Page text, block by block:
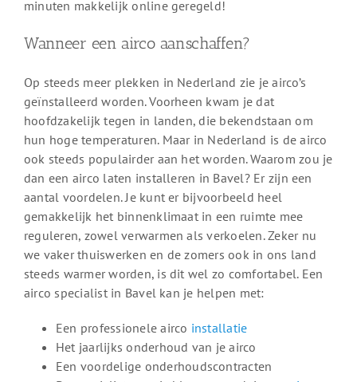
minuten makkelijk online geregeld!
Wanneer een airco aanschaffen?
Op steeds meer plekken in Nederland zie je airco’s
geïnstalleerd worden. Voorheen kwam je dat
hoofdzakelijk tegen in landen, die bekendstaan om
hun hoge temperaturen. Maar in Nederland is de airco
ook steeds populairder aan het worden. Waarom zou je
dan een airco laten installeren in Bavel? Er zijn een
aantal voordelen. Je kunt er bijvoorbeeld heel
gemakkelijk het binnenklimaat in een ruimte mee
reguleren, zowel verwarmen als verkoelen. Zeker nu
we vaker thuiswerken en de zomers ook in ons land
steeds warmer worden, is dit wel zo comfortabel. Een
airco specialist in Bavel kan je helpen met:
Een professionele airco installatie
Het jaarlijks onderhoud van je airco
Een voordelige onderhoudscontracten